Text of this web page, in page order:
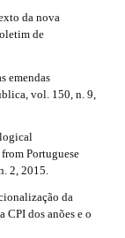
da nova
de
emendas
vol. 150, n. 9,
Portuguese
2, 2015.
da
CPI dos anões e o